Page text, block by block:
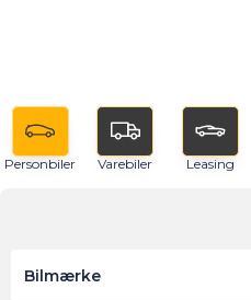
Personbiler Varebiler Leasing
Bilmærke